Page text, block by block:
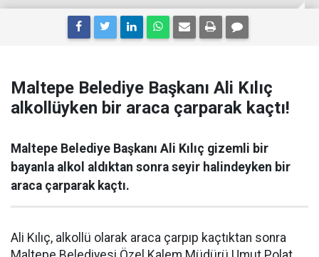
Maltepe Belediye Başkanı Ali Kılıç
alkollüyken bir araca çarparak kaçtı!
Maltepe Belediye Başkanı Ali Kılıç gizemli bir
bayanla alkol aldıktan sonra seyir halindeyken bir
araca çarparak kaçtı.
Ali Kılıç, alkollü olarak araca çarpıp kaçtıktan sonra